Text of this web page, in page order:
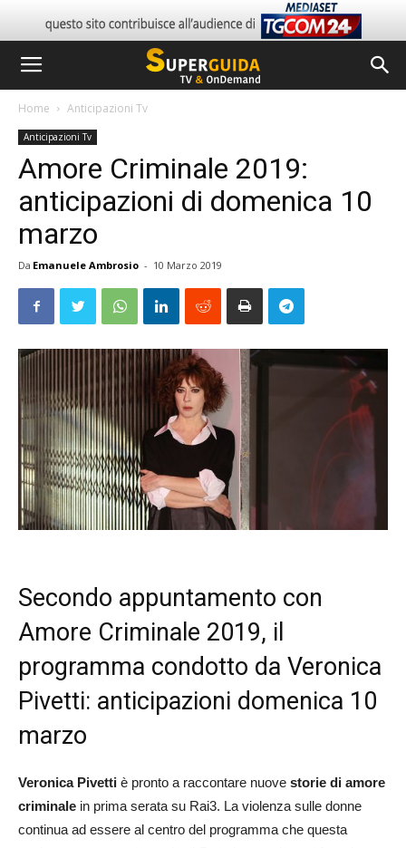
Home Anticipazioni Tv
Anticipazioni Tv
Amore Criminale 2019:
anticipazioni di domenica 10
marzo
Da Emanuele Ambrosio - 10 Marzo 2019
Secondo appuntamento con
Amore Criminale 2019, il
programma condotto da Veronica
Pivetti: anticipazioni domenica 10
marzo
Veronica Pivetti è pronto a raccontare nuove storie di amore
criminale in prima serata su Rai3. La violenza sulle donne
continua ad essere al centro del programma che questa